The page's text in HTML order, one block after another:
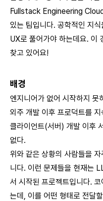
Fullstack Engineering
있는 팀입니다. 공학적인 지
UX로 풀어가야 하는데요. 이
찾고 있어요!
배경
엔지니어가 없어 시작하지 못
외주 개발 이후 프로덕트를
클라이언트(서버) 개발 이후
없다.
위와 같은 상황의 사람들을
니다. 이런 문제들을 현재는
서 시작된 프로젝트입니다.
는데, 이를 어떤 형태로 전달